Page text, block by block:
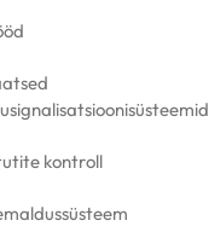
kontroll